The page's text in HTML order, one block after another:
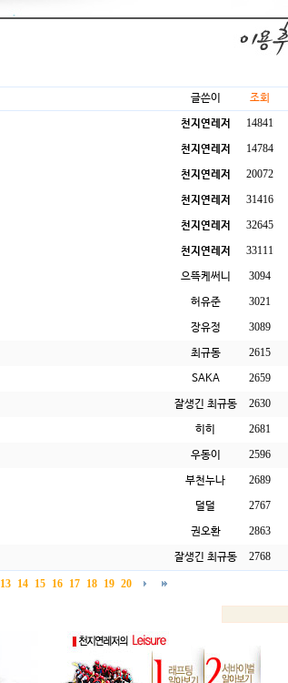
글쓴이 조회
천지연레저 14841
천지연레저 14784
천지연레저 20072
천지연레저 31416
천지연레저 32645
천지연레저 33111
으뜩케써니 3094
허유준 3021
장유정 3089
최규동 2615
SAKA 2659
잘생긴 최규동 2630
히히 2681
우동이 2596
부천누나 2689
덜덜 2767
권오환 2863
잘생긴 최규동 2768
13 14 15 16 17 18 19 20